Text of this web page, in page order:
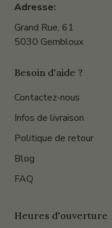
Adresse:
Grand Rue, 61
5030 Gembloux
Besoin d'aide ?
Contactez-nous
Infos de livraison
Politique de retour
Blog
FAQ
Heures d'ouverture